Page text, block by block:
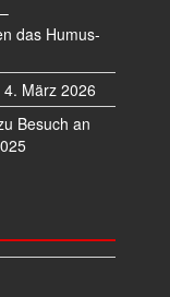
das Humus-
4. März 2026
Besuch an